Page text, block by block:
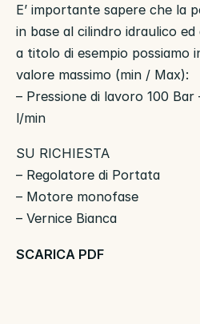
E’ importante sapere che la
in base al cilindro idraulico
a titolo di esempio possiamo
valore massimo (min / Max):
– Pressione di lavoro 100
l/min
SU RICHIESTA
– Regolatore di Portata
– Motore monofase
– Vernice Bianca
SCARICA PDF